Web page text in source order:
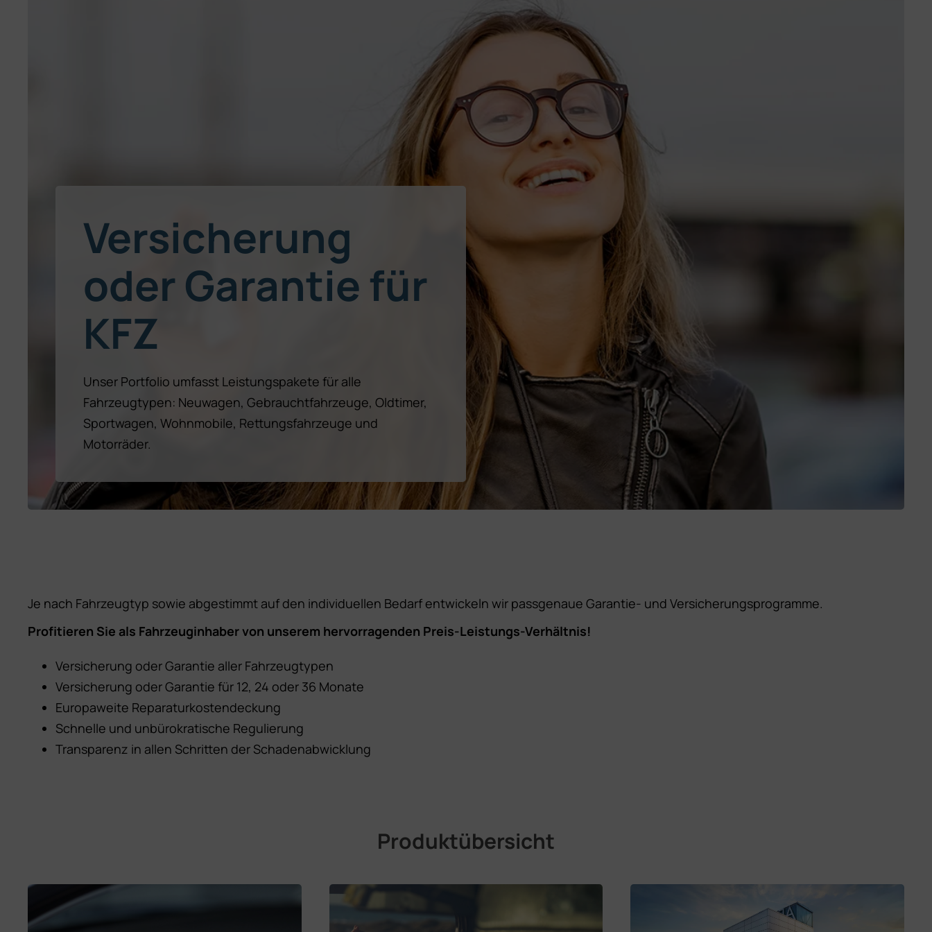
Versicherung
oder Garantie für
KFZ
Unser Portfolio umfasst Leistungspakete für alle
Fahrzeugtypen: Neuwagen, Gebrauchtfahrzeuge, Oldtimer,
Sportwagen, Wohnmobile, Rettungsfahrzeuge und
Motorräder.
Je nach Fahrzeugtyp sowie abgestimmt auf den individuellen Bedarf entwickeln wir passgenaue Garantie- und Versicherungsprogramme.
Profitieren Sie als Fahrzeuginhaber von unserem hervorragenden Preis-Leistungs-Verhältnis!
Versicherung oder Garantie aller Fahrzeugtypen
Versicherung oder Garantie für 12, 24 oder 36 Monate
Europaweite Reparaturkostendeckung
Schnelle und unbürokratische Regulierung
Transparenz in allen Schritten der Schadenabwicklung
Produktübersicht